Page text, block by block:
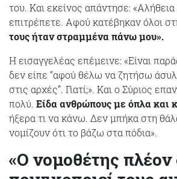
του. Και εκείνος απάντησε: «Αλήθεια
επιτρέπετε. Αφού κατέβηκαν όλοι
τους ήταν στραμμένα πάνω μου».
Η εισαγγελέας επέμεινε: «Είναι
δεν είπε “αφού θέλω να ζητήσω
στις αρχές”. Γιατί;». Και ο Σύριος
πολύ. Είδα ανθρώπους με όπλα και
ήξερα τι να κάνω. Δεν μπήκα στη
νομίζουν ότι το βάζω στα πόδια».
«Ο νομοθέτης πλέον